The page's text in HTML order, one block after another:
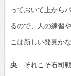
っておいて上から
るので、人の練習
こは新しい発見か
央 それこそ石司